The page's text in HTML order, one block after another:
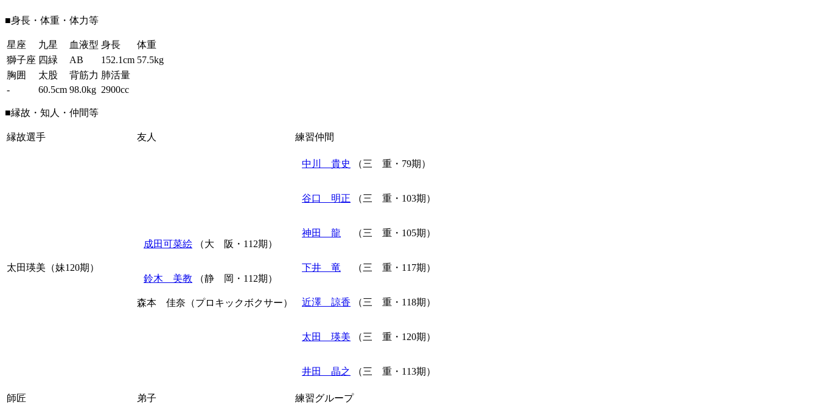
■身長・体重・体力等
星座 九星 血液型 身長
体重
獅子座 四緑 AB 152.1cm 57.5kg
胸囲
太股 背筋力 肺活量
-
60.5cm 98.0kg 2900cc
■縁故・知人・仲間等
縁故選手 友人 練習仲間
太田瑛美（妹120期）
成田可菜絵 （大 阪・112期）
鈴木 美教 （静 岡・112期）
森本 佳奈（プロキックボクサー）
中川 貴史 （三 重・79期）
谷口 明正 （三 重・103期）
神田 龍 （三 重・105期）
下井 竜 （三 重・117期）
近澤 諒香 （三 重・118期）
太田 瑛美 （三 重・120期）
井田 晶之 （三 重・113期）
師匠 弟子 練習グループ